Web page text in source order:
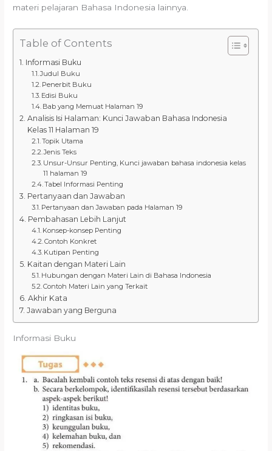
materi pelajaran Bahasa Indonesia lainnya.
Table of Contents
Informasi Buku
Judul Buku
Penerbit Buku
Edisi Buku
Bab yang Memuat Halaman 19
Analisis Isi Halaman: Kunci Jawaban Bahasa Indonesia
Kelas 11 Halaman 19
Topik Utama
Jenis Teks
Unsur-Unsur Penting, Kunci jawaban bahasa indonesia kelas
11 halaman 19
Tabel Informasi Penting
Pertanyaan dan Jawaban
Pertanyaan dan Jawaban pada Halaman 19
Pembahasan Lebih Lanjut
Konsep-konsep Penting
Contoh Konkret
Kutipan Penting
Kaitan dengan Materi Lain
Hubungan dengan Materi Lain di Bahasa Indonesia
Contoh Materi Lain yang Terkait
Akhir Kata
Jawaban yang Berguna
Informasi Buku